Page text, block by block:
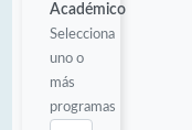
Académico
Selecciona
uno o
más
programas